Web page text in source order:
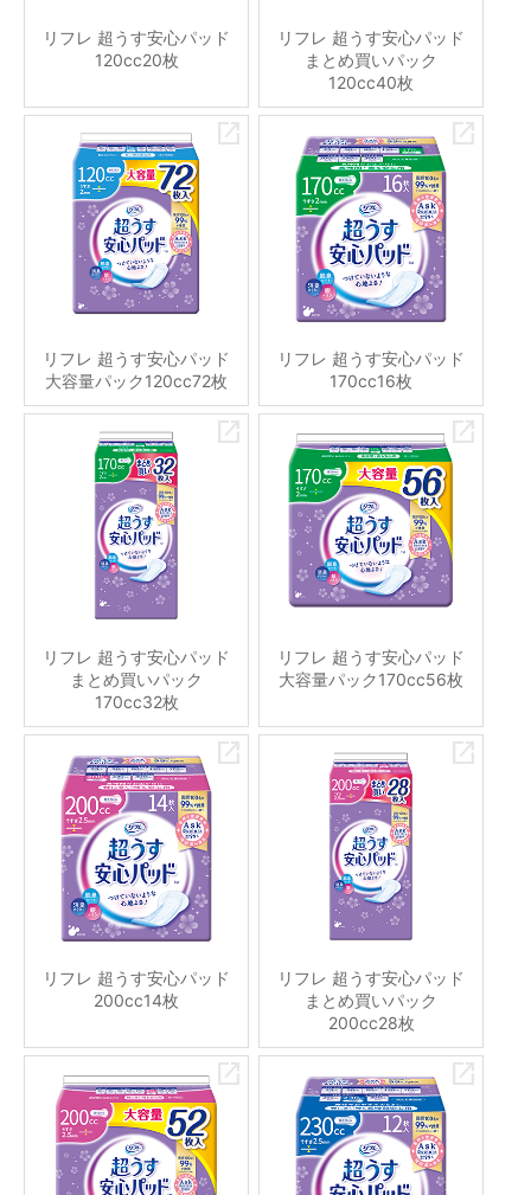
リフレ 超うす安心パッド
120cc20枚
リフレ 超うす安心パッド
まとめ買いパック
120cc40枚
リフレ 超うす安心パッド
大容量パック120cc72枚
リフレ 超うす安心パッド
170cc16枚
リフレ 超うす安心パッド
まとめ買いパック
170cc32枚
リフレ 超うす安心パッド
大容量パック170cc56枚
リフレ 超うす安心パッド
200cc14枚
リフレ 超うす安心パッド
まとめ買いパック
200cc28枚